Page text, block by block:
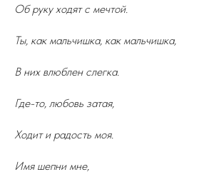
Об руку ходят с мечтой.
Ты, как мальчишка, как мальчишка,
В них влюблен слегка.
Где-то, любовь затая,
Ходит и радость моя.
Имя шепни мне,